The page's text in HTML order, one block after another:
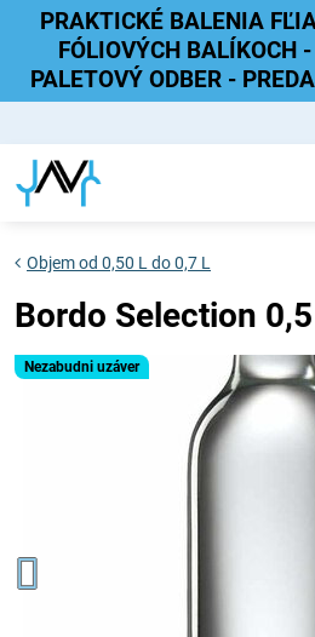
PRAKTICKÉ BALENIA
FÓLIOVÝCH BALÍKOCH
PALETOVÝ ODBER -
Nezabudni uzáver
Objem od 0,50 L do 0,7 L
Bordo Selection